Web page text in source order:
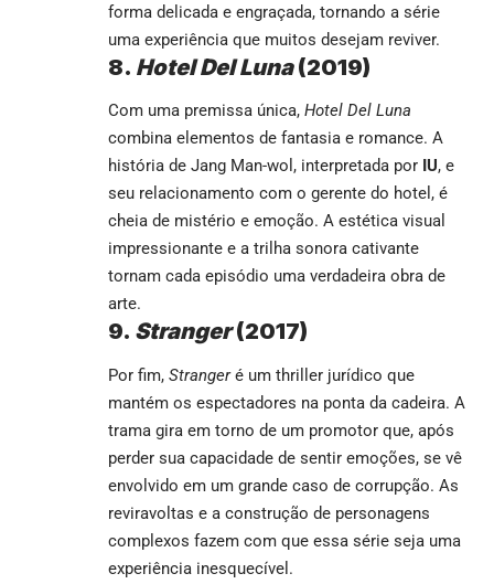
forma delicada e engraçada, tornando a série
uma experiência que muitos desejam reviver.
8. Hotel Del Luna(2019)
Com uma premissa única, Hotel Del Luna
combina elementos de fantasia e romance. A
história de Jang Man-wol, interpretada por IU, e
seu relacionamento com o gerente do hotel, é
cheia de mistério e emoção. A estética visual
impressionante e a trilha sonora cativante
tornam cada episódio uma verdadeira obra de
arte.
9. Stranger(2017)
Por fim, Strangeré um thriller jurídico que
mantém os espectadores na ponta da cadeira. A
trama gira em torno de um promotor que, após
perder sua capacidade de sentir emoções, se vê
envolvido em um grande caso de corrupção. As
reviravoltas e a construção de personagens
complexos fazem com que essa série seja uma
experiência inesquecível.